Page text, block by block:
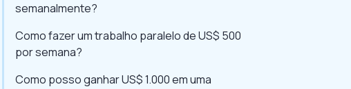
semanalmente?
Como fazer um trabalho paralelo de US$ 500
por semana?
Como posso ganhar US$ 1.000 em uma